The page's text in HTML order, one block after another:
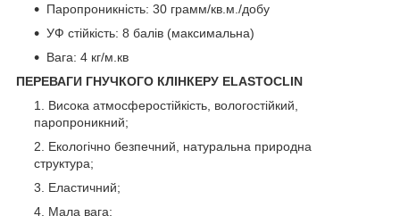
Паропроникність: 30 грамм/кв.м./добу
УФ стійкість: 8 балів (максимальна)
Вага: 4 кг/м.кв
ПЕРЕВАГИ ГНУЧКОГО КЛІНКЕРУ ELASTOCLIN
Висока атмосферостійкість, вологостійкий,
паропроникний;
Екологічно безпечний, натуральна природна
структура;
Еластичний;
Мала вага;